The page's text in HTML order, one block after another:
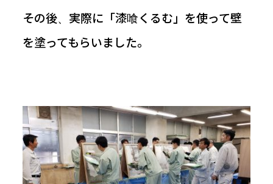
その後、実際に「漆喰くるむ」を使って壁
を塗ってもらいました。